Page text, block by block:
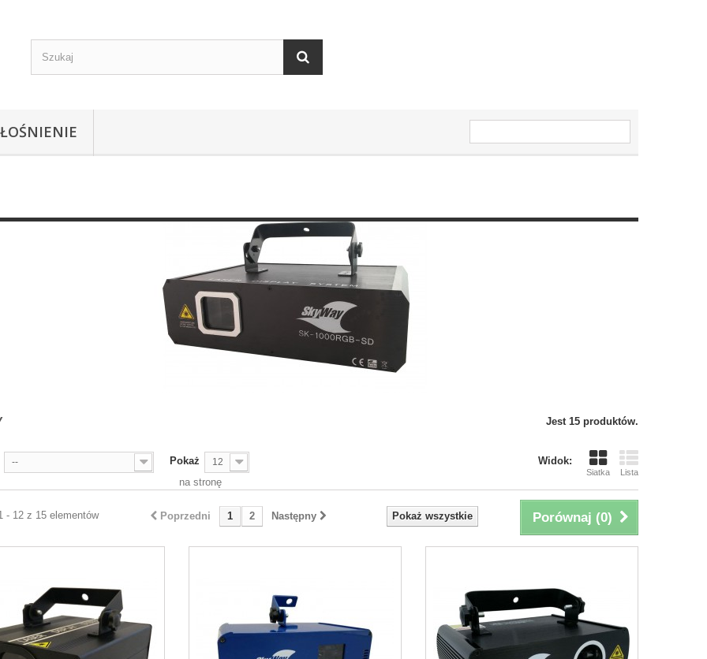
Jest 15 produktów.
Widok:
Siatka Lista
-- Pokaż 12
na stronę
Porównaj (0)
Pokaż wszystkie
Poprzedni 1 2 Następny
- 12 z 15 elementów